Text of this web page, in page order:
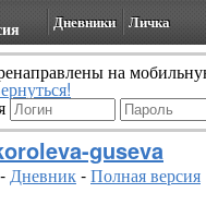
Дневники Личка
на
guseva
-Дневник-Полная версия